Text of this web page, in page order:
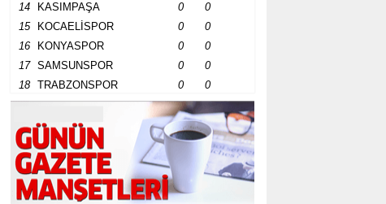
14
KASIMPAŞA 0
0
15
KOCAELİSPOR 0
0
16
KONYASPOR 0
0
17
SAMSUNSPOR 0
0
18
TRABZONSPOR 0 0